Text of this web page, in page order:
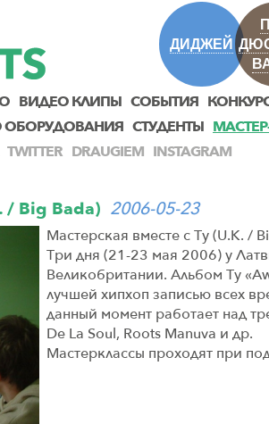
ДИДЖЕЙ
ВИДЕО КЛИПЫ СОБЫТИЯ
ОБОРУДОВАНИЯ СТУДЕНТЫ
TWITTER DRAUGIEM INSTAGRAM
/ Big Bada) 2006-05-23
Мастерская вместе с Ту (U.K. /
Три дня (21-23 мая 2006) у
Великобритании. Альбом Ту
лучшей хипхоп записью всех
данный момент работает над
De La Soul, Roots Manuva и др.
Мастерклассы проходят при